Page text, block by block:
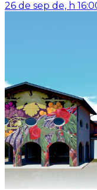
26 de sep de, h